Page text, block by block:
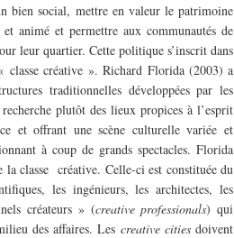
bien social, mettre en valeur le patrimoine
animé et permettre aux communautés de
leur quartier. Cette politique s’inscrit dans
créative ». Richard Florida (2003) a
traditionnelles développées par les
plutôt des lieux propices à l’esprit
et offrant une scène culturelle variée et
à coup de grands spectacles. Florida
la classe créative. Celle-ci est constituée du
les ingénieurs, les architectes, les
créateurs » (creative professionals) qui
des affaires. Les creative citiesdoivent